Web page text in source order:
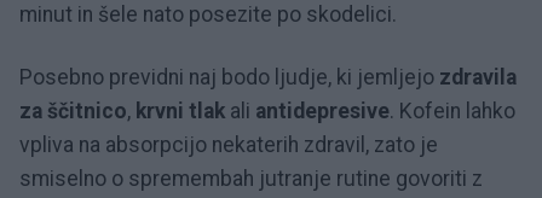
minut in šele nato posezite po skodelici.
Posebno previdni naj bodo ljudje, ki jemljejo zdravila
za ščitnico, krvni tlak ali antidepresive. Kofein lahko
vpliva na absorpcijo nekaterih zdravil, zato je
smiselno o spremembah jutranje rutine govoriti z